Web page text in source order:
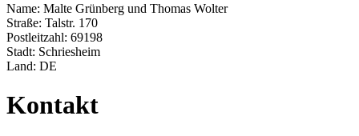
Name: Malte Grünberg und Thomas Wolter
Straße: Talstr. 170
Postleitzahl: 69198
Stadt: Schriesheim
Land: DE
Kontakt